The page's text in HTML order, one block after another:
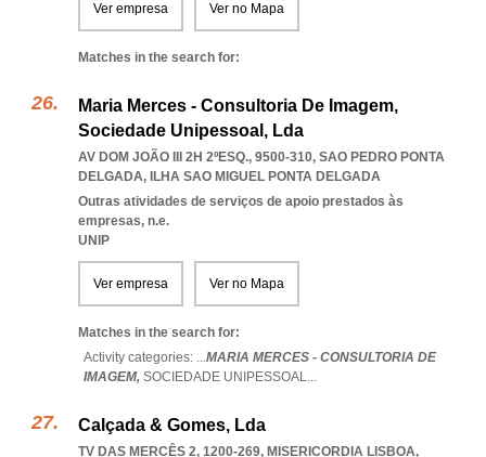
Ver empresa Ver no Mapa
Matches in the search for:
Maria Merces - Consultoria De Imagem,
Sociedade Unipessoal, Lda
AV DOM JOÃO III 2H 2ºESQ., 9500-310, SAO PEDRO PONTA
DELGADA, ILHA SAO MIGUEL PONTA DELGADA
Outras atividades de serviços de apoio prestados às
empresas, n.e.
UNIP
Ver empresa Ver no Mapa
Matches in the search for:
Activity categories: ...MARIA MERCES - CONSULTORIA DE
IMAGEM, SOCIEDADE UNIPESSOAL...
Calçada & Gomes, Lda
TV DAS MERCÊS 2, 1200-269, MISERICORDIA LISBOA,